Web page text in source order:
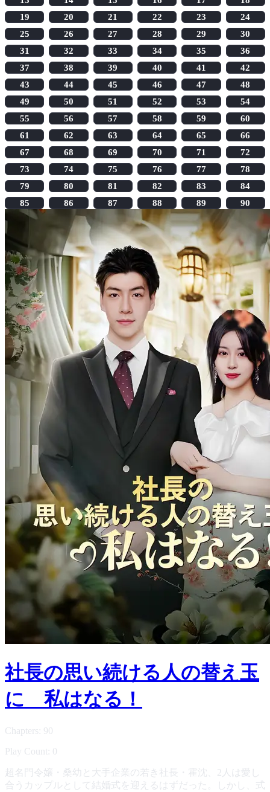
19
20 21 22 23
24
25
26 27 28 29
30
31
32 33 34 35
36
37
38 39 40 41
42
43
44 45 46 47
48
49
50 51 52 53
54
55
56 57 58 59
60
61
62 63 64 65
66
67
68 69 70 71
72
73
74 75 76 77
78
79
80 81 82 83
84
85
86 87 88 89 90
社長の思い続ける人の替え玉
に 私はなる！
Chapters: 90
Play Count: 0
超名門令嬢・桑幼と大手企業の若き社長・霍沈、2人は愛し
合うカップルとして結婚式を迎えるはずだった。しかし、式